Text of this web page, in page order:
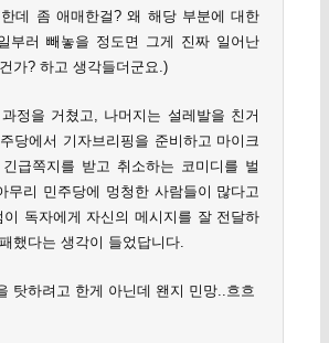
데 좀 애매한걸? 왜 해당 부분에 대한
부러 빼놓을 정도면 그게 진짜 일어난
가? 하고 생각들더군요.)
정을 거쳤고, 나머지는 설레발을 친거
당에서 기자브리핑을 준비하고 마이크
급쪽지를 받고 취소하는 코미디를 벌
무리 민주당에 멍청한 사람들이 많다고
독자에게 자신의 메시지를 잘 전달하
했다는 생각이 들었답니다.
탓하려고 한게 아닌데 왠지 민망..흐흐